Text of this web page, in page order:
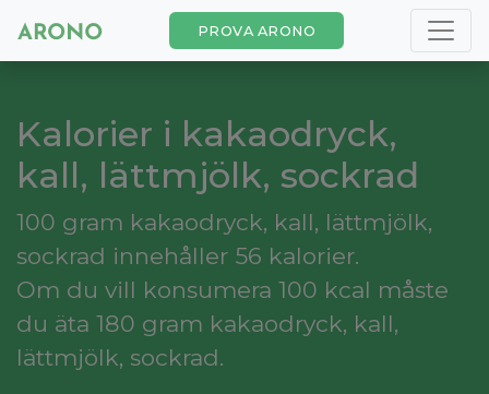
PROVA ARONO
Kalorier i kakaodryck,
kall, lättmjölk, sockrad
100 gram kakaodryck, kall, lättmjölk,
sockrad innehåller 56 kalorier.
Om du vill konsumera 100 kcal måste
du äta 180 gram kakaodryck, kall,
lättmjölk, sockrad.